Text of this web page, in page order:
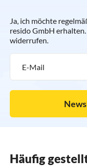
Ja, ich möchte
resido GmbH
widerrufen.
Häufig